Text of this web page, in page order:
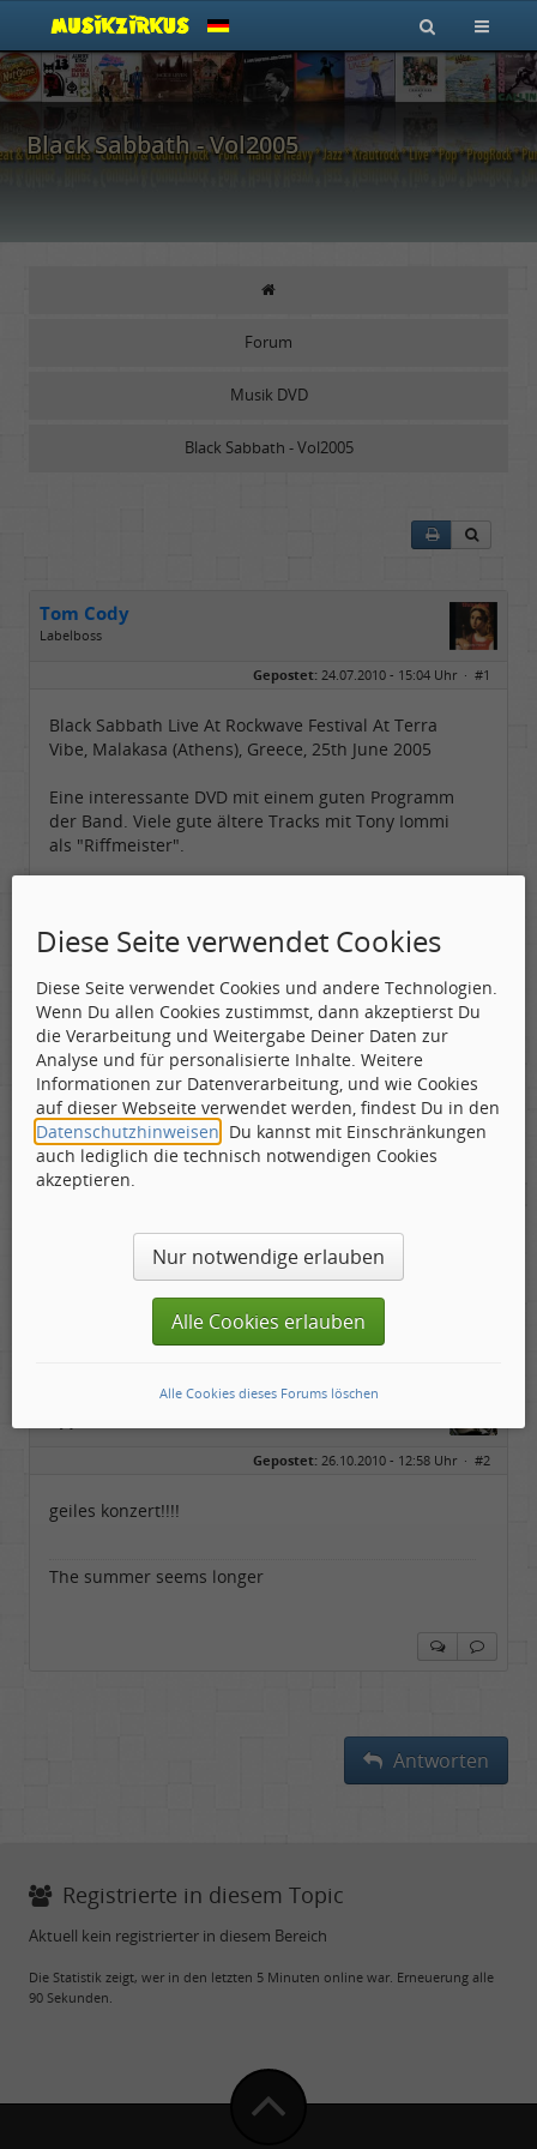
Black Sabbath - Vol2005
Forum
Musik DVD
Black Sabbath - Vol2005
Tom Cody
Labelboss
Dabei seit:
11 / 2006
Gepostet: 24.07.2010 - 15:04 Uhr · #1
Black Sabbath Live At Rockwave Festival At Terra
Vibe, Malakasa (Athens), Greece, 25th June 2005
Eine interessante DVD mit einem guten Programm
der Band. Viele gute ältere Tracks mit Tony Iommi
als "Riffmeister".
N.I.B.
War Pigs
Dirty Women
Fairies Wear Boots
Electric Funeral
Iron Man
Into The Void
Black Sabbath
The Wizard
Paranoid
Ehe der Hahn zweimal kräht......
Napoleon Wilson
Dabei seit:
10 / 2006
Gepostet: 26.10.2010 - 12:58 Uhr · #2
geiles konzert!!!!
The summer seems longer
Antworten
Registrierte in diesem Topic
Aktuell kein registrierter in diesem Bereich
Die Statistik zeigt, wer in den letzten 5 Minuten online war. Erneuerung alle
90 Sekunden.
Diese Seite verwendet Cookies
Diese Seite verwendet Cookies und andere Technologien.
Wenn Du allen Cookies zustimmst, dann akzeptierst Du
die Verarbeitung und Weitergabe Deiner Daten zur
Analyse und für personalisierte Inhalte. Weitere
Informationen zur Datenverarbeitung, und wie Cookies
auf dieser Webseite verwendet werden, findest Du in den
Datenschutzhinweisen . Du kannst mit Einschränkungen
auch lediglich die technisch notwendigen Cookies
akzeptieren.
Nur notwendige erlauben
Alle Cookies erlauben
Alle Cookies dieses Forums löschen